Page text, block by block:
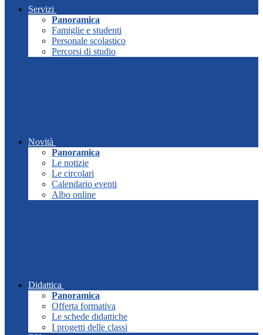
Servizi
Panoramica
Famiglie e studenti
Personale scolastico
Percorsi di studio
Novità
Panoramica
Le notizie
Le circolari
Calendario eventi
Albo online
Didattica
Panoramica
Offerta formativa
Le schede didattiche
I progetti delle classi